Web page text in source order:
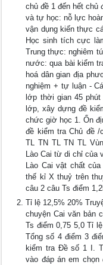
chủ đề 1 đến hết chủ
và tự học: nỗ lực
vận dụng kiến thực
Học sinh tích cực
Trung thực: nghiêm
nước: qua bài kiểm
hoá dân gian địa
nghiệm + tự luận -
lớp thời gian 45
lớp, xây dựng đề
chức giờ học 1. Ổn
đề kiểm tra Chủ đề /
TL TN TL TN TL
Lào Cai từ di chỉ của
Lào Cai vật chất
thế kỉ X thuỷ trên
câu 2 câu Ts điểm
Tỉ lệ 12,5% 20%
chuyện Cai văn bản
Ts điểm 0,75 5,0 Tỉ
Tổng số 4 điểm 3
kiểm tra Đề số 1 I.
vào đáp án em chọn